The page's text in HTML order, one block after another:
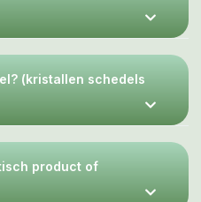
(kristallen schedels
product of